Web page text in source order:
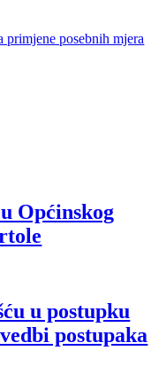
posebnih mjera
Općinskog
u postupku
postupaka